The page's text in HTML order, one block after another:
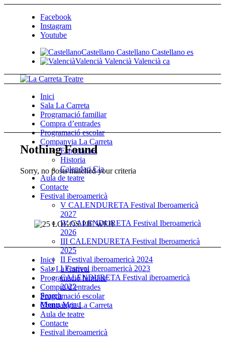
Facebook
Instagram
Youtube
Castellano Castellano Castellano es
Valencià Valencià Valencià ca
Inici
Sala La Carreta
Programació familiar
Compra d’entrades
Programació escolar
Companyia La Carreta
Espectacles
Historia
Calendari Cia
Aula de teatre
Contacte
Festival iberoamericà
V CALENDURETA Festival Iberoamericà
2027
IV CALENDURETA Festival Iberoamericà
2026
III CALENDURETA Festival Iberoamericà
2025
II Festival iberoamericà 2024
I Festival iberoamericà 2023
CALENDURETA Festival iberoamericà
2022
Search
Menu Menu
Nothing Found
Sorry, no posts matched your criteria
Inici
Sala La Carreta
Programació familiar
Compra d’entrades
Programació escolar
Companyia La Carreta
Aula de teatre
Contacte
Festival iberoamericà